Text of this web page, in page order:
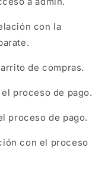
con la
de compras.
proceso de pago.
proceso de pago.
con el proceso